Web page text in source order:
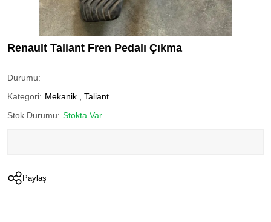
Renault Taliant Fren Pedalı Çıkma
Durumu:
Kategori: Mekanik
Taliant
Stok Durumu: Stokta Var
Paylaş